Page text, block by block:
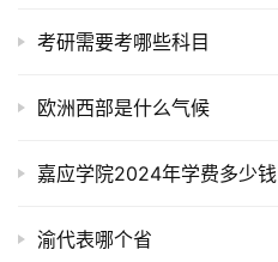
考研需要考哪些科目
欧洲西部是什么气候
嘉应学院2024年学费多少钱
渝代表哪个省